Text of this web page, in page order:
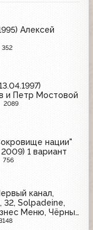
Алексей
352
и Петр Мостовой
2089
нации"
1 вариант
756
канал,
32, Solpadeine,
Меню, Чёрный
Tefal, Pepsi, МТС,